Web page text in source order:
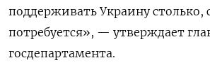
поддерживать Украину столько,
потребуется», — утверждает
госдепартамента.